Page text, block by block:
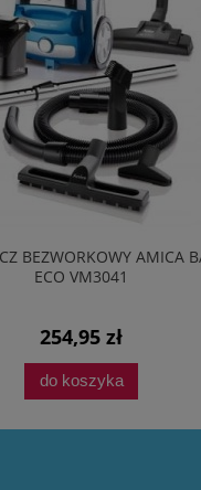
BEZWORKOWY AMICA
ECO VM3041
254,95 zł
do koszyka